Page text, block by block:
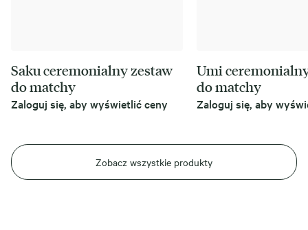
Zobacz wszystkie produkty
Saku ceremonialny zestaw
do matchy
Zaloguj się, aby wyświetlić ceny
Umi
do matchy
Zaloguj się, aby